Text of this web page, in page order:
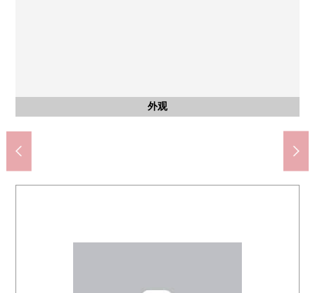
外观
外观
共有部分
智能快递柜
共有部分
入口
共有部分
入口
入口
入口
LIFE幡谷商店(约500m)
渋谷区立中幡小学校(约330m)
涩谷区立笹冢中学(约320m)